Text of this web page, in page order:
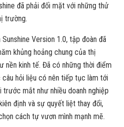
đã phải đối mặt với những thử
trường.
Version 1.0, tập đoàn đã
khủng hoảng chung của thị
nền kinh tế. Đã có những thời điểm
hỏi liệu có nên tiếp tục làm tới
mắt như nhiều doanh nghiệp
định và sự quyết liệt thay đổi,
cách tự vươn mình mạnh mẽ.